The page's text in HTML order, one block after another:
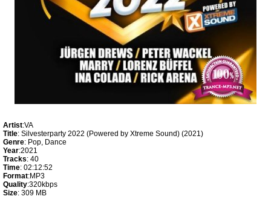
Artist:VA
Title: Silvesterparty 2022 (Powered by Xtreme Sound) (2021)
Genre: Pop, Dance
Year:2021
Tracks: 40
Time: 02:12:52
Format:MP3
Quality:320kbps
Size: 309 MB